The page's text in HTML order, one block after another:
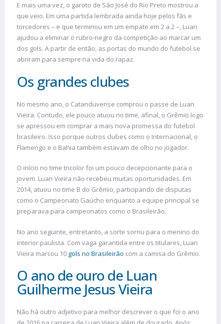
E mais uma vez, o garoto de São José do Rio Preto mostrou a
que veio. Em uma partida lembrada ainda hoje pelos fãs e
torcedores – e que terminou em um empate em 2 a 2 –, Luan
ajudou a eliminar o rubro-negro da competição ao marcar um
dos gols. A partir de então, as portas do mundo do futebol se
abriram para sempre na vida do rapaz.
Os grandes clubes
No mesmo ano, o Catanduvense comprou o passe de Luan
Vieira. Contudo, ele pouco atuou no time, afinal, o Grêmio logo
se apressou em comprar a mais nova promessa do futebol
brasileiro. Isso porque outros clubes como o Internacional, o
Flamengo e o Bahia também estavam de olho no jogador.
O início no time tricolor foi um pouco decepcionante para o
jovem. Luan Vieira não recebeu muitas oportunidades. Em
2014, atuou no time B do Grêmio, participando de disputas
como o Campeonato Gaúcho enquanto a equipe principal se
preparava para campeonatos como o Brasileirão.
No ano seguinte, entretanto, a sorte sorriu para o menino do
interior paulista. Com vaga garantida entre os titulares, Luan
Vieira marcou 10 gols no Brasileirão com a camisa do Grêmio.
O ano de ouro de Luan
Guilherme Jesus Vieira
Não há outro adjetivo para melhor descrever o que foi o ano